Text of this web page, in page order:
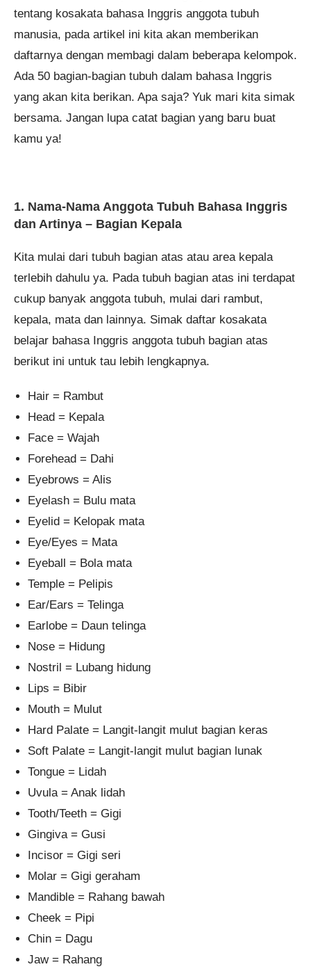
tentang kosakata bahasa Inggris anggota tubuh
manusia, pada artikel ini kita akan memberikan
daftarnya dengan membagi dalam beberapa kelompok.
Ada 50 bagian-bagian tubuh dalam bahasa Inggris
yang akan kita berikan. Apa saja? Yuk mari kita simak
bersama. Jangan lupa catat bagian yang baru buat
kamu ya!
1. Nama-Nama Anggota Tubuh Bahasa Inggris
dan Artinya – Bagian Kepala
Kita mulai dari tubuh bagian atas atau area kepala
terlebih dahulu ya. Pada tubuh bagian atas ini terdapat
cukup banyak anggota tubuh, mulai dari rambut,
kepala, mata dan lainnya. Simak daftar kosakata
belajar bahasa Inggris anggota tubuh bagian atas
berikut ini untuk tau lebih lengkapnya.
Hair = Rambut
Head = Kepala
Face = Wajah
Forehead = Dahi
Eyebrows = Alis
Eyelash = Bulu mata
Eyelid = Kelopak mata
Eye/Eyes = Mata
Eyeball = Bola mata
Temple = Pelipis
Ear/Ears = Telinga
Earlobe = Daun telinga
Nose = Hidung
Nostril = Lubang hidung
Lips = Bibir
Mouth = Mulut
Hard Palate = Langit-langit mulut bagian keras
Soft Palate = Langit-langit mulut bagian lunak
Tongue = Lidah
Uvula = Anak lidah
Tooth/Teeth = Gigi
Gingiva = Gusi
Incisor = Gigi seri
Molar = Gigi geraham
Mandible = Rahang bawah
Cheek = Pipi
Chin = Dagu
Jaw = Rahang